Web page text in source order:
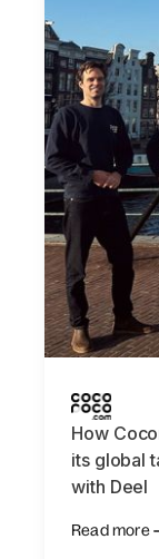
How
its global
with Deel
Read more